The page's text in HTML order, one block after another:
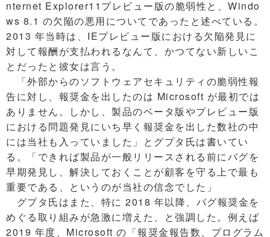
nternet Explorer11プレビュー版の脆弱性と、Windo
ws 8.1 の欠陥の悪用についてであったと述べている。
2013 年当時は、IEプレビュー版における欠陥発見に
対して報酬が支払われるなんて、かつてない新しいこ
とだったと彼女は言う。
「外部からのソフトウェアセキュリティの脆弱性報
告に対し、報奨金を出したのは Microsoft が最初では
ありません。しかし、製品のベータ版やプレビュー版
における問題発見にいち早く報奨金を出した数社の中
には当社も入っていました」とグプタ氏は書いてい
る。「できれば製品が一般リリースされる前にバグを
早期発見し、解決しておくことが顧客を守る上で最も
重要である、というのが当社の信念でした」
グプタ氏はまた、特に 2018 年以降、バグ報奨金を
めぐる取り組みが急激に増えた、と強調した。例えば
2019 年度、Microsoft の「報奨金報告数、プログラム